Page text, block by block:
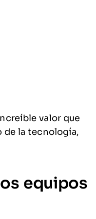
valor que
de la tecnología,
equipos